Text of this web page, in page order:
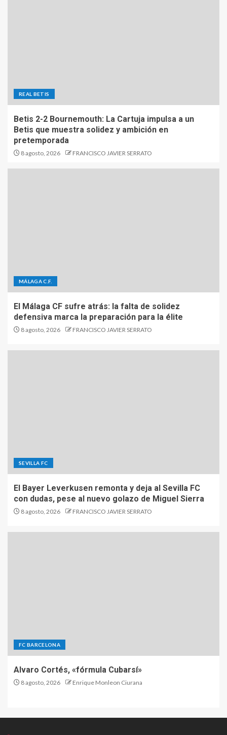
REAL BETIS
Betis 2-2 Bournemouth: La Cartuja impulsa a un
Betis que muestra solidez y ambición en
pretemporada
8 agosto, 2026 FRANCISCO JAVIER SERRATO
MÁLAGA C.F.
El Málaga CF sufre atrás: la falta de solidez
defensiva marca la preparación para la élite
8 agosto, 2026 FRANCISCO JAVIER SERRATO
SEVILLA FC
El Bayer Leverkusen remonta y deja al Sevilla FC
con dudas, pese al nuevo golazo de Miguel Sierra
8 agosto, 2026 FRANCISCO JAVIER SERRATO
FC BARCELONA
Alvaro Cortés, «fórmula Cubarsí»
8 agosto, 2026 Enrique Monleon Ciurana